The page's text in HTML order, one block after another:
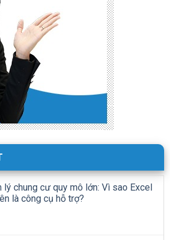
lý chung cư quy mô lớn: Vì sao Excel
là công cụ hỗ trợ?